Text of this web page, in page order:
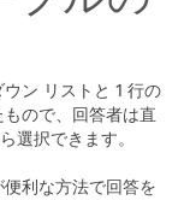
ン リストと 1 行の
ので、回答者は直
選択できます。
利な方法で回答を